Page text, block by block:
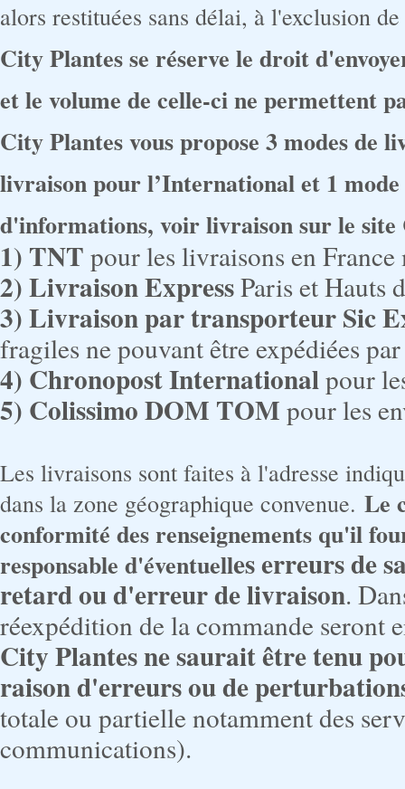
alors restituées sans délai, à l'exclusion
City Plantes se réserve le droit
et le volume de celle-ci ne permettent
City Plantes vous propose 3 modes de
livraison pour l’International et 1
d'informations, voir livraison sur le
1) TNT pour les livraisons en
2) Livraison ExpressParis et Hauts
3) Livraison par transporteur Sic
fragiles ne pouvant être expédiées
4) Chronopost Internationalpour
5) Colissimo DOM TOM pour les
Les livraisons sont faites à l'adresse
dans la zone géographique convenue. Le
conformité des renseignements qu'il
responsable d'éventuelles erreurs de
retard ou d'erreur de livraison.
réexpédition de la commande seront
City Plantes ne saurait être tenu
raison d'erreurs ou de
totale ou partielle notamment des
communications).